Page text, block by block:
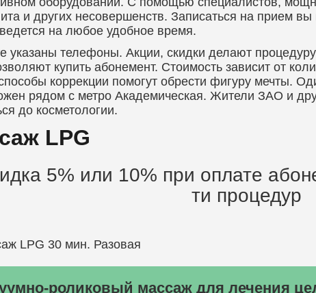
и других несовершенств. Записаться на прием
на любое удобное время.
указаны телефоны. Акции, скидки делают
купить абонемент. Стоимость зависит от
коррекции помогут обрести фигуру мечты.
рядом с метро Академическая. Жители ЗАО и
до косметологии.
LPG
5% или 10% при оплате
ти процедур
LPG 30 мин. Разовая
роликовый массаж для лечения